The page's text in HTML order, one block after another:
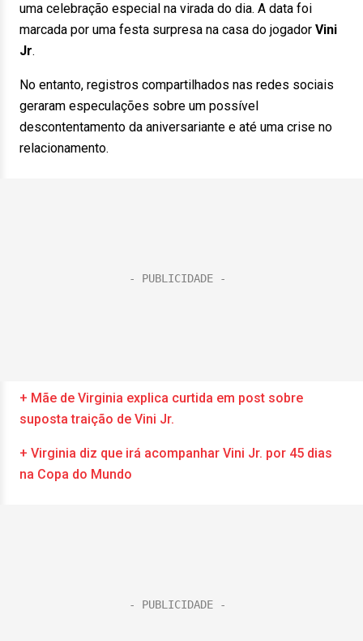
uma celebração especial na virada do dia. A data foi
marcada por uma festa surpresa na casa do jogador Vini
Jr.
No entanto, registros compartilhados nas redes sociais
geraram especulações sobre um possível
descontentamento da aniversariante e até uma crise no
relacionamento.
+ Mãe de Virginia explica curtida em post sobre
suposta traição de Vini Jr.
+ Virginia diz que irá acompanhar Vini Jr. por 45 dias
na Copa do Mundo